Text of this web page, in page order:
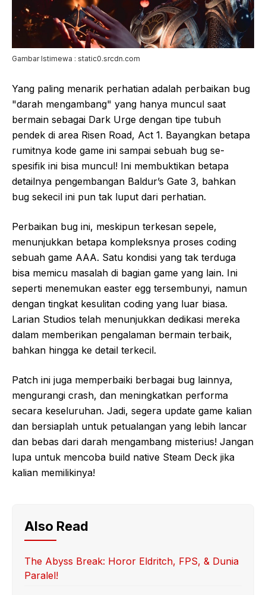
Gambar Istimewa : static0.srcdn.com
Yang paling menarik perhatian adalah perbaikan bug
"darah mengambang" yang hanya muncul saat
bermain sebagai Dark Urge dengan tipe tubuh
pendek di area Risen Road, Act 1. Bayangkan betapa
rumitnya kode game ini sampai sebuah bug se-
spesifik ini bisa muncul! Ini membuktikan betapa
detailnya pengembangan Baldur’s Gate 3, bahkan
bug sekecil ini pun tak luput dari perhatian.
Perbaikan bug ini, meskipun terkesan sepele,
menunjukkan betapa kompleksnya proses coding
sebuah game AAA. Satu kondisi yang tak terduga
bisa memicu masalah di bagian game yang lain. Ini
seperti menemukan easter egg tersembunyi, namun
dengan tingkat kesulitan coding yang luar biasa.
Larian Studios telah menunjukkan dedikasi mereka
dalam memberikan pengalaman bermain terbaik,
bahkan hingga ke detail terkecil.
Patch ini juga memperbaiki berbagai bug lainnya,
mengurangi crash, dan meningkatkan performa
secara keseluruhan. Jadi, segera update game kalian
dan bersiaplah untuk petualangan yang lebih lancar
dan bebas dari darah mengambang misterius! Jangan
lupa untuk mencoba build native Steam Deck jika
kalian memilikinya!
Also Read
The Abyss Break: Horor Eldritch, FPS, & Dunia
Paralel!